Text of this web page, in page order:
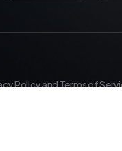
PolicyandTerms of